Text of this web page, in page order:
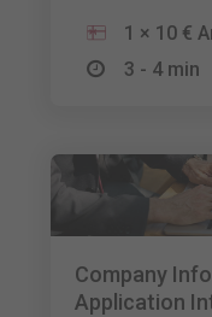
1 × 10 €
3 - 4 min
Company
Application